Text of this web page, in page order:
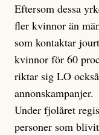
Eftersom dessa
fler kvinnor än
som kontaktar
kvinnor för 60
riktar sig LO
annonskampanjer.
Under fjolåret
personer som